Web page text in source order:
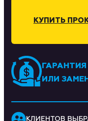
КУПИТЬ
ГАРАНТИЯ
ИЛИ
КЛИЕНТОВ